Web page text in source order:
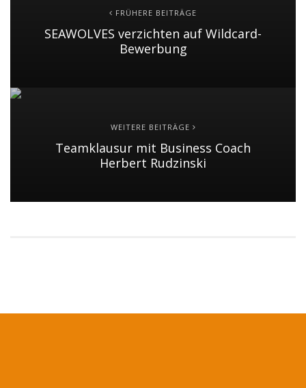
FRÜHERE BEITRÄGE
SEAWOLVES verzichten auf Wildcard-
Bewerbung
WEITERE BEITRÄGE
Teamklausur mit Business Coach
Herbert Rudzinski